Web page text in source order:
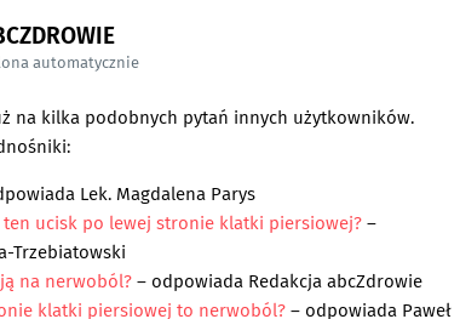
automatycznie
na kilka podobnych pytań innych użytkowników.
Lek. Magdalena Parys
ten ucisk po lewej stronie klatki piersiowej?–
Trzebiatowski
na nerwoból?– odpowiada Redakcja abcZdrowie
klatki piersiowej to nerwoból?– odpowiada Paweł